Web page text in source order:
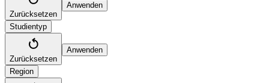
Zurücksetzen
Anwenden
Studientyp
Zurücksetzen
Anwenden
Region